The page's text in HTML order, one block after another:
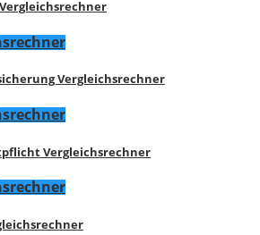
Vergleichsrechner
Vergleichsrechner